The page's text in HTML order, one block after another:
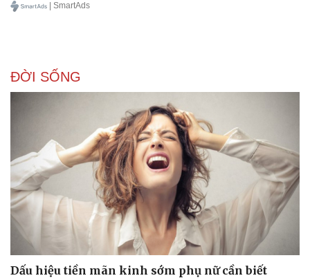
Sản phụ khoa
Ăn sạch sống khỏe
| SmartAds
ĐỜI SỐNG
Dấu hiệu tiền mãn kinh sớm phụ nữ cần biết